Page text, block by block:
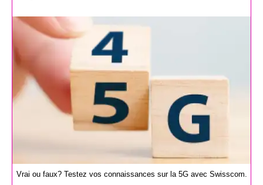
la
publication :
Vrai ou faux? Testez vos connaissances sur la 5G avec Swisscom.